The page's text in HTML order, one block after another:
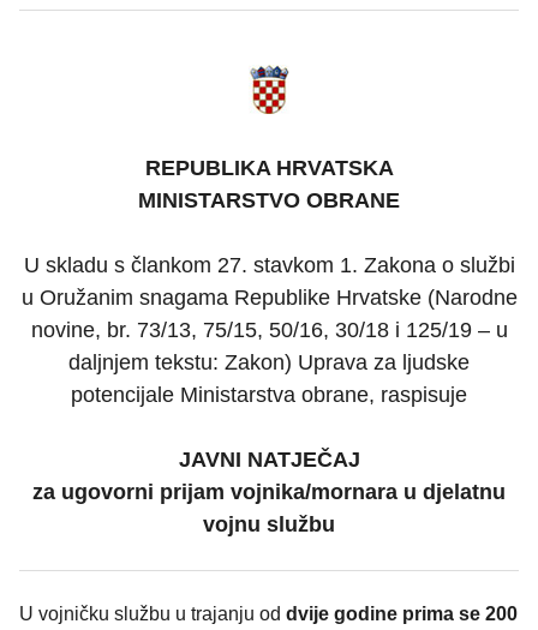
REPUBLIKA HRVATSKA
MINISTARSTVO OBRANE
U skladu s člankom 27. stavkom 1. Zakona o službi
u Oružanim snagama Republike Hrvatske (Narodne
novine, br. 73/13, 75/15, 50/16, 30/18 i 125/19 – u
daljnjem tekstu: Zakon) Uprava za ljudske
potencijale Ministarstva obrane, raspisuje
JAVNI NATJEČAJ
za ugovorni prijam vojnika/mornara u djelatnu
vojnu službu
U vojničku službu u trajanju od dvije godine prima se 200